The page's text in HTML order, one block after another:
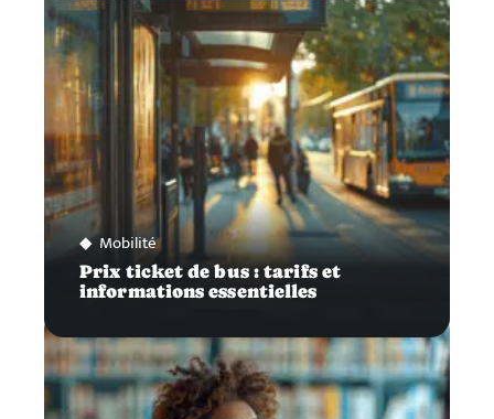
Mobilité
Prix ticket de bus : tarifs et
informations essentielles